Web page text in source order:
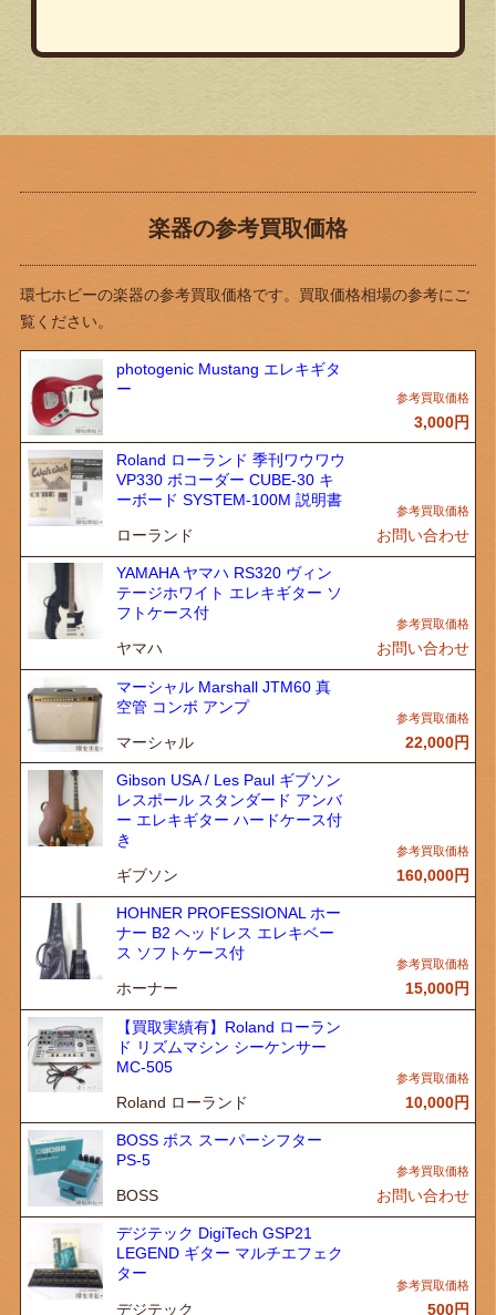
楽器の参考買取価格
環七ホビーの楽器の参考買取価格です。買取価格相場の参考にご
覧ください。
photogenic Mustang エレキギタ
ー
3,000円
Roland ローランド 季刊ワウワウ
VP330 ボコーダー CUBE-30 キ
ーボード SYSTEM-100M 説明書
ローランド お問い合わせ
YAMAHA ヤマハ RS320 ヴィン
テージホワイト エレキギター ソ
フトケース付
ヤマハ お問い合わせ
マーシャル Marshall JTM60 真
空管 コンボ アンプ
マーシャル 22,000円
Gibson USA / Les Paul ギブソン
レスポール スタンダード アンバ
ー エレキギター ハードケース付
き
ギブソン 160,000円
HOHNER PROFESSIONAL ホー
ナー B2 ヘッドレス エレキベー
ス ソフトケース付
ホーナー 15,000円
【買取実績有】Roland ローラン
ド リズムマシン シーケンサー
MC-505
Roland ローランド 10,000円
BOSS ボス スーパーシフター
PS-5
BOSS お問い合わせ
デジテック DigiTech GSP21
LEGEND ギター マルチエフェク
ター
デジテック 500円